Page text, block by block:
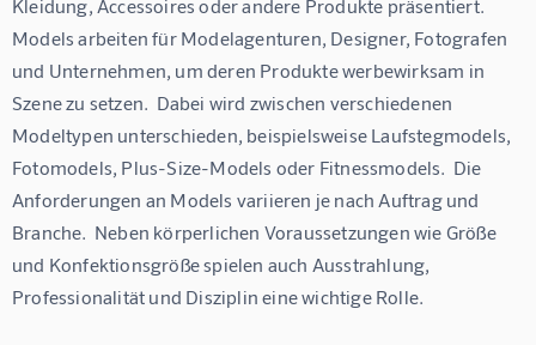
Kleidung, Accessoires oder andere Produkte präsentiert.
Models arbeiten für Modelagenturen, Designer, Fotografen
und Unternehmen, um deren Produkte werbewirksam in
Szene zu setzen.  Dabei wird zwischen verschiedenen
Modeltypen unterschieden, beispielsweise Laufstegmodels,
Fotomodels, Plus-Size-Models oder Fitnessmodels.  Die
Anforderungen an Models variieren je nach Auftrag und
Branche.  Neben körperlichen Voraussetzungen wie Größe
und Konfektionsgröße spielen auch Ausstrahlung,
Professionalität und Disziplin eine wichtige Rolle.